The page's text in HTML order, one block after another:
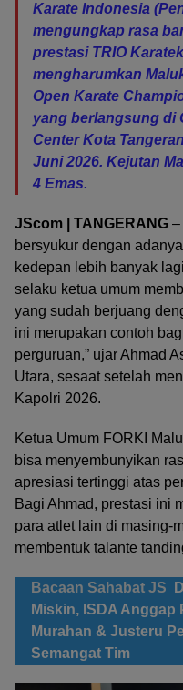
Karate Indonesia
mengungkap rasa
prestasi TRIO
mengharumkan
Open Karate
yang berlangsung di
Center Kota
Juni 2026. Kejutan
4 Emas.
JScom | TANGERANG –
bersyukur dengan
kedepan lebih banyak
selaku ketua umum
yang sudah berjuang
ini merupakan contoh
perguruan,” ujar Ahmad
Utara, sesaat setelah
Kapolri 2026.
Ketua Umum FORKI
bisa menyembunyikan
apresiasi tertinggi atas
Bagi Ahmad, prestasi ini
para atlet lain di masing-
membentuk talante
Bacaan Sahabat JS
Miskin, ISDA Anggap
Murahan & Justeru
Semangat Tim